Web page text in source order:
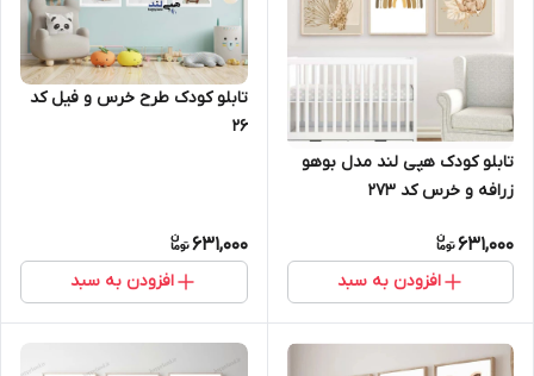
تابلو کودک هپی لند مدل بوهو
زرافه و خرس کد 273
631,000
افزودن به سبد
تابلو کودک طرح خرس و فیل کد
26
631,000
افزودن به سبد